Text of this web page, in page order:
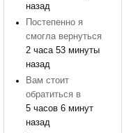
назад
Постепенно я
смогла вернуться
2 часа 53 минуты
назад
Вам стоит
обратиться в
5 часов 6 минут
назад